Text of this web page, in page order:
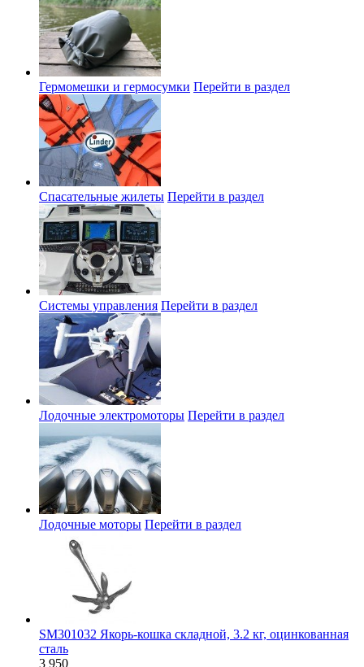
Гермомешки и гермосумки Перейти в раздел
Спасательные жилеты Перейти в раздел
Системы управления Перейти в раздел
Лодочные электромоторы Перейти в раздел
Лодочные моторы Перейти в раздел
SM301032 Якорь-кошка складной, 3.2 кг, оцинкованная
сталь
3 950